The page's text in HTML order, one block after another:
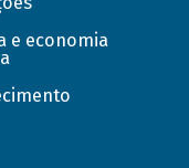
e economia